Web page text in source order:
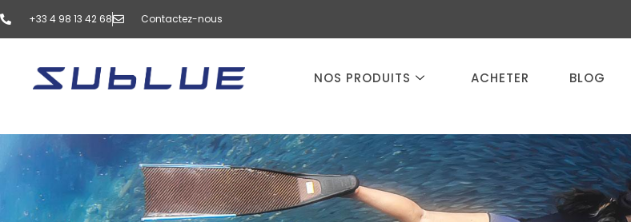
‭+33 4 98 13 42 68‬ Contactez-nous
NOS PRODUITS ACHETER BLOG